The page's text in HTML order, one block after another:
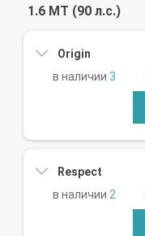
1.6 MT (90 л.с.)
Origin
3
Respect
2